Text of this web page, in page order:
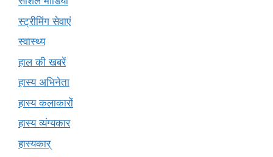
स्ट्रीमिंग सेवाएं
स्वास्थ्य
हाल की खबरें
हास्य अभिनेता
हास्य कलाकारों
हास्य व्यंग्यकार
हास्यकार्